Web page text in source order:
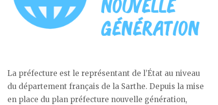
La préfecture est le représentant de l’État au niveau
du département français de la Sarthe. Depuis la mise
en place du plan préfecture nouvelle génération,